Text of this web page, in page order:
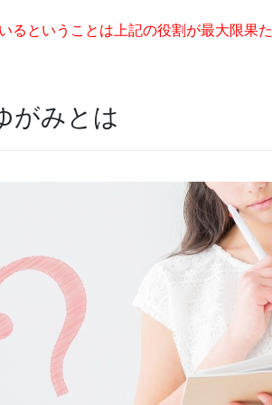
るということは上記の役割が最大限果
がみとは